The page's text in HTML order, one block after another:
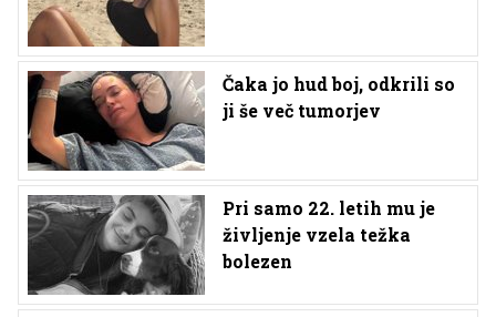
Čaka jo hud boj, odkrili so
ji še več tumorjev
Pri samo 22. letih mu je
življenje vzela težka
bolezen